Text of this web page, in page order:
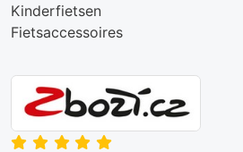
Kinderfietsen
Fietsaccessoires